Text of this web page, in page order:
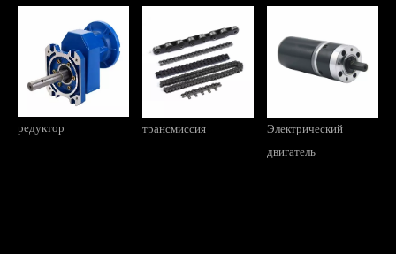
редуктор трансмиссия
Электрический
двигатель